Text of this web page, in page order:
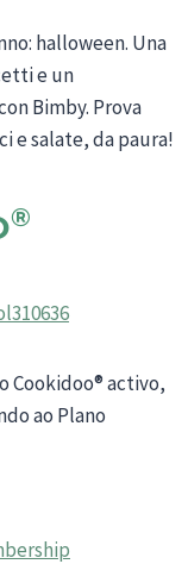
halloween. Una
e un
Bimby. Prova
e salate, da paura!
®
Cookidoo® activo,
ao Plano